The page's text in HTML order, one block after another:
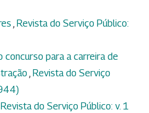
, Revista do Serviço Público:
concurso para a carreira de
, Revista do Serviço
Revista do Serviço Público: v. 1